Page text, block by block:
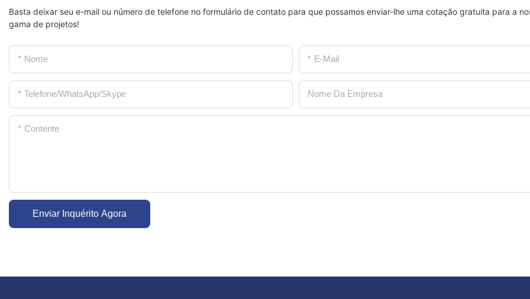
Basta deixar seu e-mail ou número de telefone no formulário de contato para que possamos enviar-lhe uma cotação gratuita para a
gama de projetos!
Nome E-Mail
Telefone/WhatsApp/Skype Nome Da Empresa
Contente
Enviar Inquérito Agora